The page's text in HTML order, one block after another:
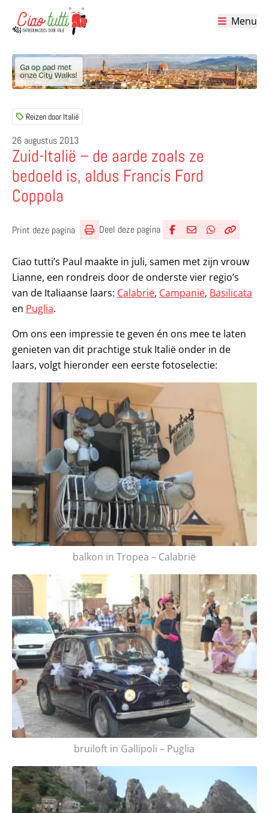
Menu
Reizen door Italië
26 augustus 2013
Zuid-Italië – de aarde zoals ze
bedoeld is, aldus Francis Ford
Coppola
Print deze pagina Deel deze pagina
Ciao tutti’s Paul maakte in juli, samen met zijn vrouw
Lianne, een rondreis door de onderste vier regio’s
van de Italiaanse laars: Calabrië, Campanië, Basilicata
en Puglia.
Om ons een impressie te geven én ons mee te laten
genieten van dit prachtige stuk Italië onder in de
laars, volgt hieronder een eerste fotoselectie:
balkon in Tropea – Calabrië
bruiloft in Gallipoli – Puglia